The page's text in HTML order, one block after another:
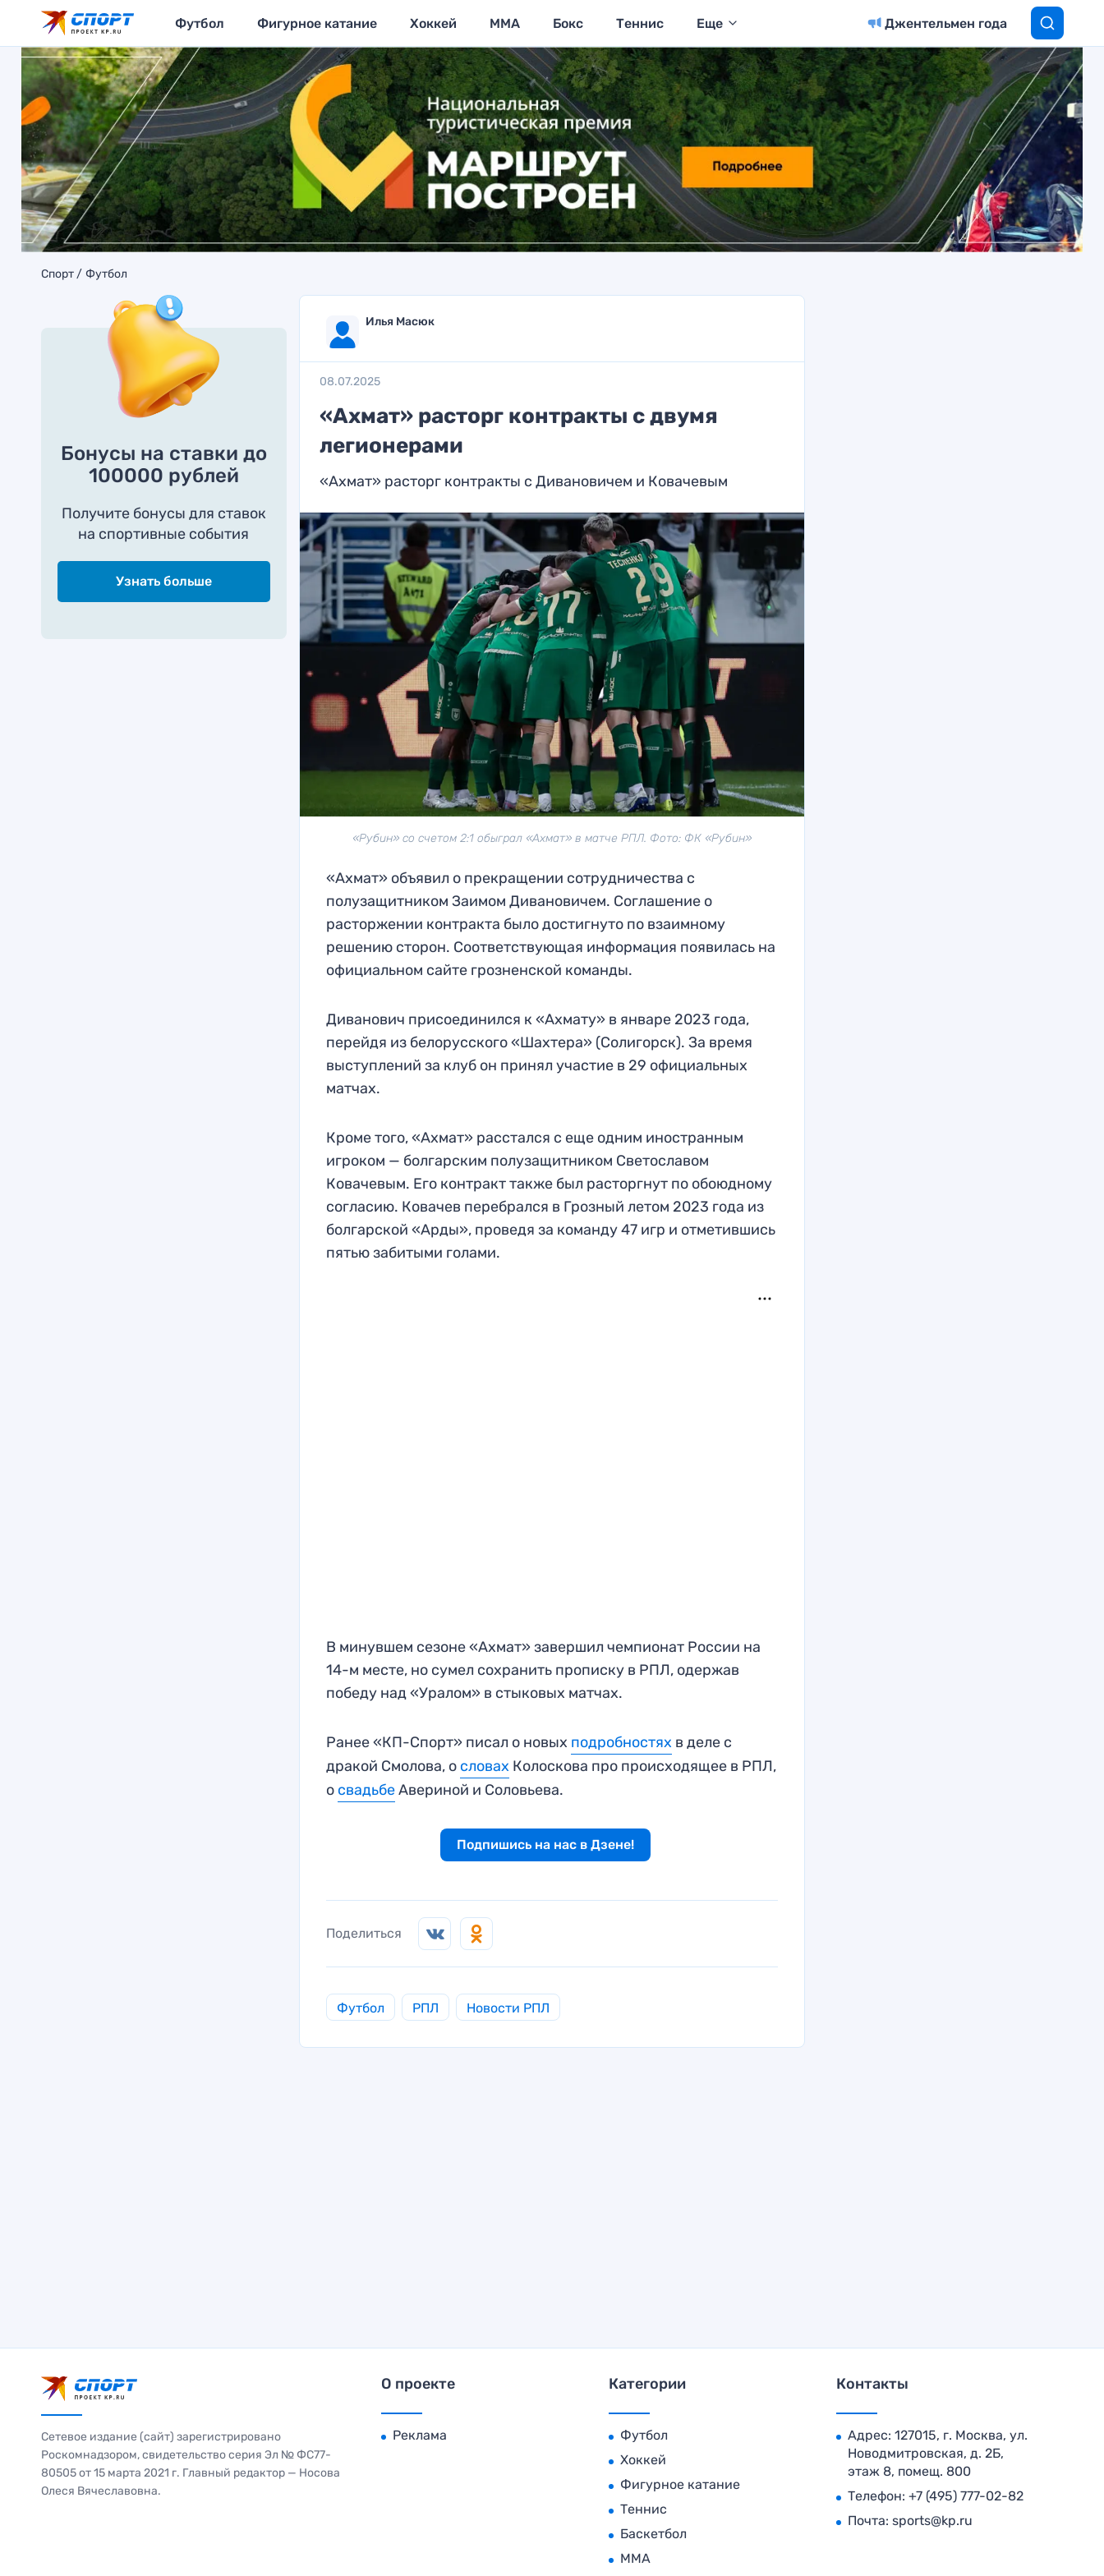
Футбол Фигурное катание Хоккей MMA Бокс Теннис Еще Джентельмен года
Спорт Футбол
Бонусы на ставки до
100000 рублей
Получите бонусы для ставок
на спортивные события
Узнать больше
Илья Масюк
08.07.2025
«Ахмат» расторг контракты с двумя
легионерами
«Ахмат» расторг контракты с Дивановичем и Ковачевым
«Рубин» со счетом 2:1 обыграл «Ахмат» в матче РПЛ. Фото: ФК «Рубин»
«Ахмат» объявил о прекращении сотрудничества с
полузащитником Заимом Дивановичем. Соглашение о
расторжении контракта было достигнуто по взаимному
решению сторон. Соответствующая информация появилась на
официальном сайте грозненской команды.
Диванович присоединился к «Ахмату» в январе 2023 года,
перейдя из белорусского «Шахтера» (Солигорск). За время
выступлений за клуб он принял участие в 29 официальных
матчах.
Кроме того, «Ахмат» расстался с еще одним иностранным
игроком — болгарским полузащитником Светославом
Ковачевым. Его контракт также был расторгнут по обоюдному
согласию. Ковачев перебрался в Грозный летом 2023 года из
болгарской «Арды», проведя за команду 47 игр и отметившись
пятью забитыми голами.
В минувшем сезоне «Ахмат» завершил чемпионат России на
14-м месте, но сумел сохранить прописку в РПЛ, одержав
победу над «Уралом» в стыковых матчах.
Ранее «КП-Спорт» писал о новых подробностях в деле с
дракой Смолова, о словах Колоскова про происходящее в РПЛ,
о свадьбеАвериной и Соловьева.
Подпишись на нас в Дзене!
Поделиться
Футбол РПЛ Новости РПЛ
Сетевое издание (сайт) зарегистрировано
Роскомнадзором, свидетельство серия Эл № ФС77-
80505 от 15 марта 2021 г. Главный редактор — Носова
Олеся Вячеславовна.
О проекте
Реклама
Категории
Футбол
Хоккей
Фигурное катание
Теннис
Баскетбол
MMA
Контакты
Адрес: 127015, г. Москва, ул.
Новодмитровская, д. 2Б,
этаж 8, помещ. 800
Телефон: +7 (495) 777-02-82
Почта: sports@kp.ru